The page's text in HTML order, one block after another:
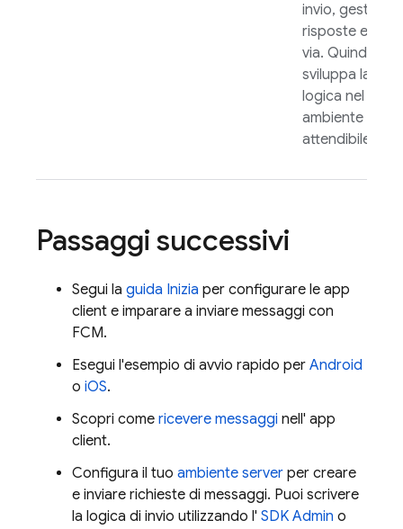
invio, gestire le
risposte e così
via. Quindi,
sviluppa la
logica nel tuo
ambiente
attendibile.
Passaggi successivi
Segui la guida Inizia per configurare le app
client e imparare a inviare messaggi con
FCM.
Esegui l'esempio di avvio rapido per Android
o iOS.
Scopri come ricevere messaggi nell' app
client.
Configura il tuo ambiente server per creare
e inviare richieste di messaggi. Puoi scrivere
la logica di invio utilizzando l' SDK Admin o